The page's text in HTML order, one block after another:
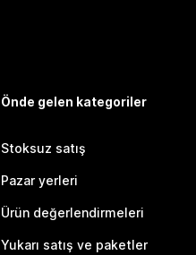
Önde gelen kategoriler
Stoksuz satış
Pazar yerleri
Ürün değerlendirmeleri
Yukarı satış ve paketler